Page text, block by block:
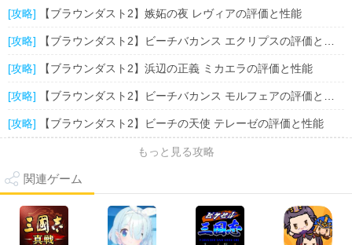
[攻略] 【ブラウンダスト2】嫉妬の夜 レヴィアの評価と性能
[攻略] 【ブラウンダスト2】ビーチバカンス エクリプスの評価と性能
[攻略] 【ブラウンダスト2】浜辺の正義 ミカエラの評価と性能
[攻略] 【ブラウンダスト2】ビーチバカンス モルフェアの評価と性能
[攻略] 【ブラウンダスト2】ビーチの天使 テレーゼの評価と性能
もっと見る攻略
関連ゲーム